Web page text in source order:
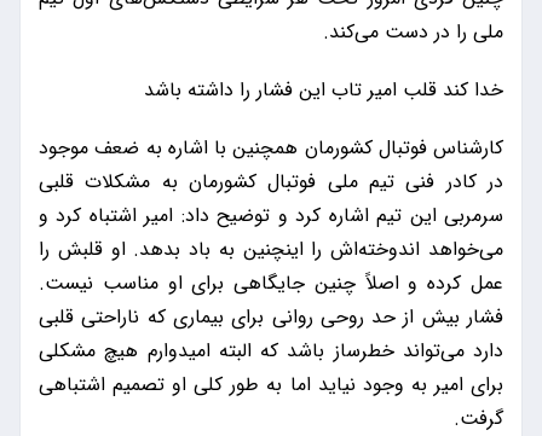
ملی را در دست می‌کند.
خدا کند قلب امیر تاب این فشار را داشته باشد
کارشناس فوتبال کشورمان همچنین با اشاره به ضعف موجود
در کادر فنی تیم ملی فوتبال کشورمان به مشکلات قلبی
سرمربی این تیم اشاره کرد و توضیح داد: امیر اشتباه کرد و
می‌خواهد اندوخته‌اش را اینچنین به باد بدهد. او قلبش را
عمل کرده و اصلاً چنین جایگاهی برای او مناسب نیست.
فشار بیش از حد روحی روانی برای بیماری که ناراحتی قلبی
دارد می‌تواند خطرساز باشد که البته امیدوارم هیچ مشکلی
برای امیر به وجود نیاید اما به طور کلی او تصمیم اشتباهی
گرفت.